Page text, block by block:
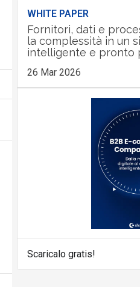
WHITE PAPER
Fornitori, dati e
la complessità in un
intelligente e pronto
26 Mar 2026
Scaricalo gratis!